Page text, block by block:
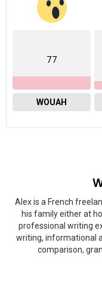
77
WOUAH
Alex is a French
his family either at
professional writing
writing, informational
comparison,